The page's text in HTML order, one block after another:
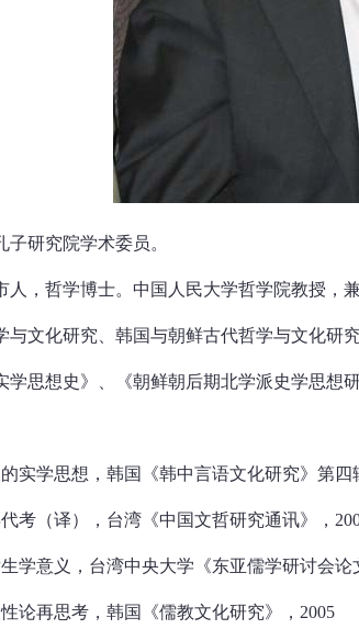
研究院学术委员。
，哲学博士。中国人民大学哲学院教授，兼
文化研究、韩国与朝鲜古代哲学与文化研究
想史》、《朝鲜朝后期北学派史学思想研
学思想，韩国《韩中言语文化研究》第四
（译），台湾《中国文哲研究通讯》，
意义，台湾中央大学《东亚儒学研讨会论
再思考，韩国《儒教文化研究》，2005